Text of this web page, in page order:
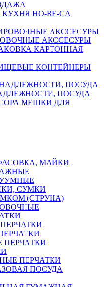
HO-RE-CA
АКССЕСУРЫ
КАРТОННАЯ
КОНТЕЙНЕРЫ
ПОСУДА
МЕШКИ ДЛЯ
МАЙКИ
СУМКИ
(СТРУНА)
ПЕРЧАТКИ
ПЕРЧАТКИ
ПОСУДА